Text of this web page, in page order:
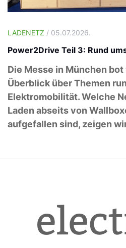
LADENETZ / 05.07.2026.
Power2Drive Teil 3: Rund
Die Messe in München
Überblick über Themen
Elektromobilität. Welche
Laden abseits von
aufgefallen sind, zeigen